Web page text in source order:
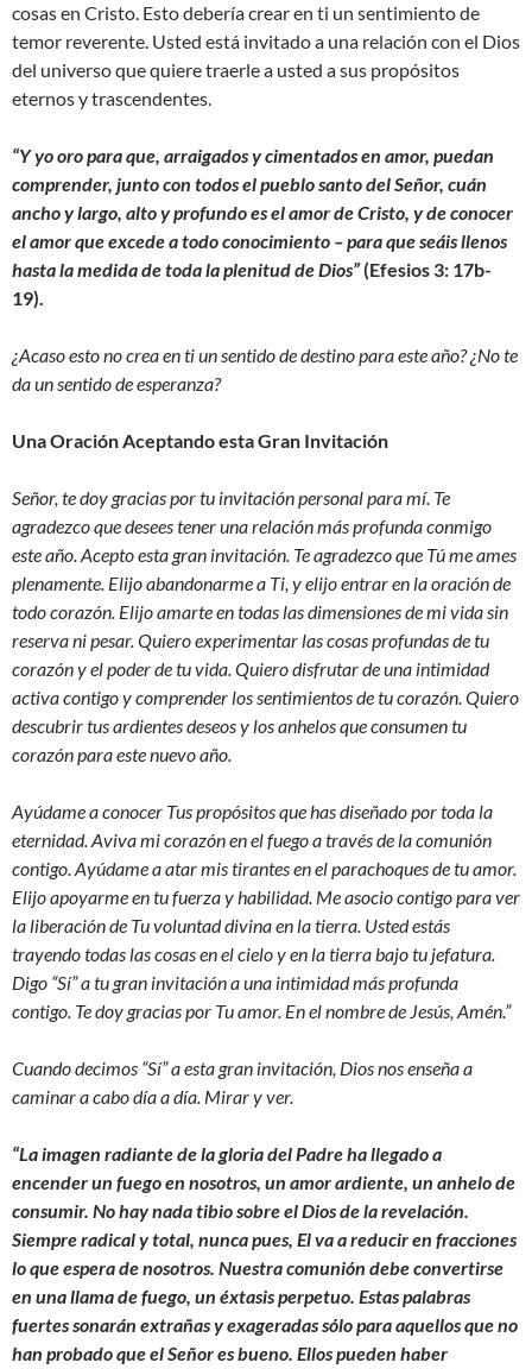
cosas en Cristo. Esto debería crear en ti un sentimiento de
temor reverente. Usted está invitado a una relación con el Dios
del universo que quiere traerle a usted a sus propósitos
eternos y trascendentes.
“Y yo oro para que, arraigados y cimentados en amor, puedan
comprender, junto con todos el pueblo santo del Señor, cuán
ancho y largo, alto y profundo es el amor de Cristo, y de conocer
el amor que excede a todo conocimiento – para que seáis llenos
hasta la medida de toda la plenitud de Dios”(Efesios 3: 17b-
19).
¿Acaso esto no crea en ti un sentido de destino para este año? ¿No te
da un sentido de esperanza?
Una Oración Aceptando esta Gran Invitación
Señor, te doy gracias por tu invitación personal para mí. Te
agradezco que desees tener una relación más profunda conmigo
este año. Acepto esta gran invitación. Te agradezco que Tú me ames
plenamente. Elijo abandonarme a Ti, y elijo entrar en la oración de
todo corazón. Elijo amarte en todas las dimensiones de mi vida sin
reserva ni pesar. Quiero experimentar las cosas profundas de tu
corazón y el poder de tu vida. Quiero disfrutar de una intimidad
activa contigo y comprender los sentimientos de tu corazón. Quiero
descubrir tus ardientes deseos y los anhelos que consumen tu
corazón para este nuevo año.
Ayúdame a conocer Tus propósitos que has diseñado por toda la
eternidad. Aviva mi corazón en el fuego a través de la comunión
contigo. Ayúdame a atar mis tirantes en el parachoques de tu amor.
Elijo apoyarme en tu fuerza y habilidad. Me asocio contigo para ver
la liberación de Tu voluntad divina en la tierra. Usted estás
trayendo todas las cosas en el cielo y en la tierra bajo tu jefatura.
Digo “Sí” a tu gran invitación a una intimidad más profunda
contigo. Te doy gracias por Tu amor. En el nombre de Jesús, Amén.”
Cuando decimos “Sí” a esta gran invitación, Dios nos enseña a
caminar a cabo día a día. Mirar y ver.
“La imagen radiante de la gloria del Padre ha llegado a
encender un fuego en nosotros, un amor ardiente, un anhelo de
consumir. No hay nada tibio sobre el Dios de la revelación.
Siempre radical y total, nunca pues, El va a reducir en fracciones
lo que espera de nosotros. Nuestra comunión debe convertirse
en una llama de fuego, un éxtasis perpetuo. Estas palabras
fuertes sonarán extrañas y exageradas sólo para aquellos que no
han probado que el Señor es bueno. Ellos pueden haber